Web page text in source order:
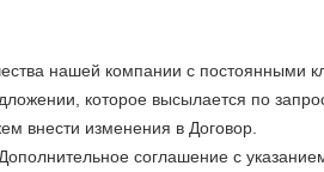
нашей компании с постоянными
которое высылается по
внести изменения в Договор.
соглашение с